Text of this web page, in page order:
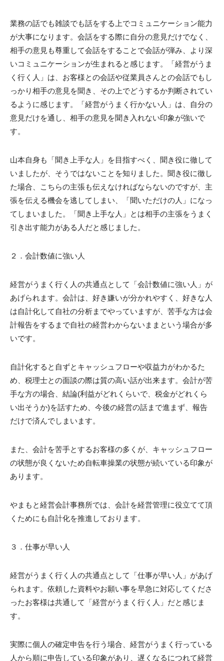
業務の話でも雑談でも話をする上でコミュニケーション能力
が大事になります。会話をする際に自分の意見だけでなく、
相手の意見も尊重して会話をすることで会話が弾み、より深
いコミュニケーションが生まれると感じます。「経営がうま
く行く人」は、お客様との会話や従業員さんとの会話でもし
っかり相手の意見を聞き、その上でどうするか判断されてい
るように感じます。「経営がうまく行かない人」は、自分の
意見だけを通し、相手の意見を聞き入れない印象が強いで
す。
山本自身も「聞き上手な人」を目指すべく、聞き役に徹して
いましたが、そうではないことを知りました。聞き役に徹し
た場合、こちらの主張も伝えなければならないのですが、主
張を伝える機会を逃してしまい、「聞いただけの人」になっ
てしまいました。「聞き上手な人」とは相手の主張をうまく
引き出す能力がある人だと感じました。
２．会計数値に強い人
経営がうまく行く人の共通点として「会計数値に強い人」が
あげられます。会計は、好き嫌いが分かれやすく、好きな人
は自計化して自社の分析までやっていますが、苦手な方は会
計報告をするまで自社の経営わからないままという場合が多
いです。
自計化すると自ずとキャッシュフローや収益力がわかるた
め、税理士との面談の際は質の高い話が出来ます。会計が苦
手な方の場合、結論(利益がどれくらいで、税金がどれくら
い出そうか)を話すため、今後の経営の話まで進まず、報告
だけで済んでしまいます。
また、会計を苦手とするお客様の多くが、キャッシュフロー
の状態が良くないため自転車操業の状態が続いている印象が
あります。
やまもと経営会計事務所では、会計を経営管理に役立てて頂
くためにも自計化を推進しております。
３．仕事が早い人
経営がうまく行く人の共通点として「仕事が早い人」があげ
られます。依頼した資料やお願い事を早急に対応してくださ
ったお客様は共通して「経営がうまく行く人」だと感じま
す。
実際に個人の確定申告を行う場合、経営がうまく行っている
人から順に申告している印象があり、遅くなるにつれて経営